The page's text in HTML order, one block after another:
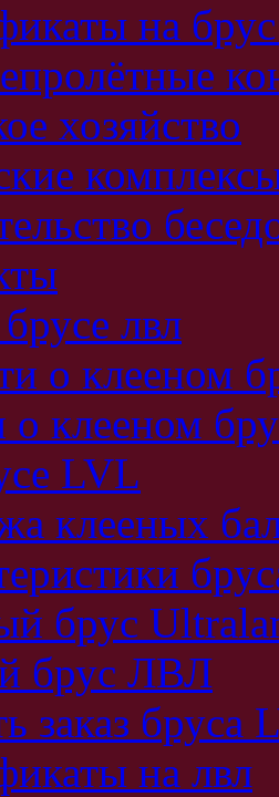
на
хозяйство
лвл
о клееном
о клееном
LVL
клееных
брус
брус ЛВЛ
заказ бруса
на лвл